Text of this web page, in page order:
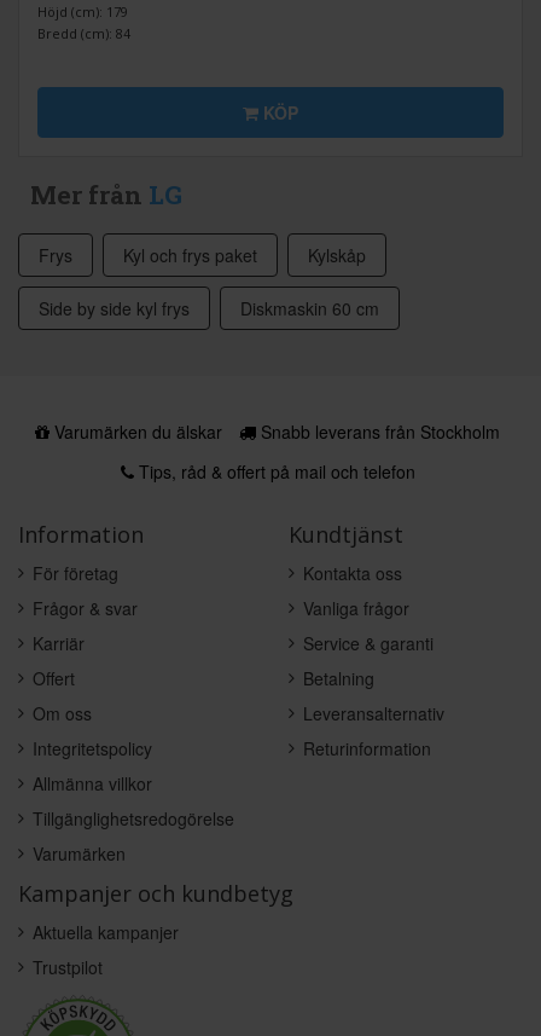
Höjd (cm): 179
Bredd (cm): 84
KÖP
Mer från LG
Frys Kyl och frys paket Kylskåp
Side by side kyl frys Diskmaskin 60 cm
Varumärken du älskar
Snabb leverans från Stockholm
Tips, råd & offert på mail och telefon
Information
För företag
Frågor & svar
Karriär
Offert
Om oss
Integritetspolicy
Allmänna villkor
Tillgänglighetsredogörelse
Varumärken
Kundtjänst
Kontakta oss
Vanliga frågor
Service & garanti
Betalning
Leveransalternativ
Returinformation
Kampanjer och kundbetyg
Aktuella kampanjer
Trustpilot